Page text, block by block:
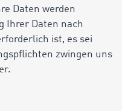
Daten werden
Ihrer Daten nach
ist, es sei
zwingen uns